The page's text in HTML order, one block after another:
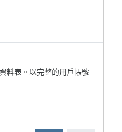
料表。以完整的用戶帳號